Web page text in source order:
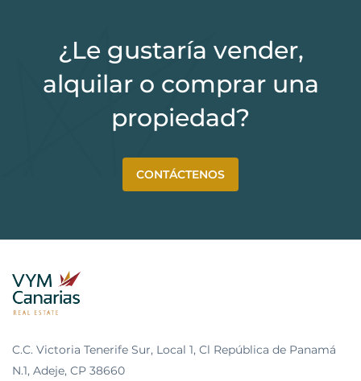
¿Le gustaría vender,
alquilar o comprar una
propiedad?
CONTÁCTENOS
C.C. Victoria Tenerife Sur, Local 1, Cl República de Panamá
N.1, Adeje, CP 38660